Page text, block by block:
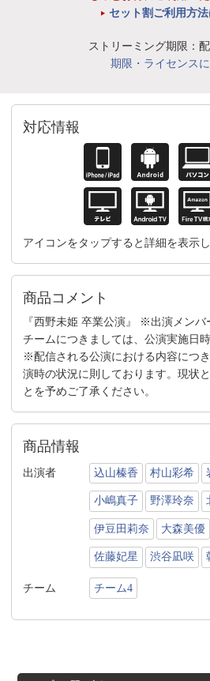
セット割ご利用方
ストリーミング期限：
期限・ライセンス
対応情報
アイコンをタップすると詳細を表示し
商品コメント
『西野未姫 卒業公演』 ※出演メン
チームにつきましては、公演実施日
※配信される公演における内容につ
演時の状況に則しております。現状
とを予めご了承ください。
商品情報
出演者 込山榛香 村山彩希
小嶋真子 野澤玲奈
伊豆田莉奈 大森美優
佐藤妃星 渋谷凪咲
チーム チーム4